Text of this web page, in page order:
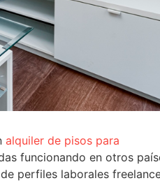
alquiler de pisos para
funcionando en otros
perfiles laborales